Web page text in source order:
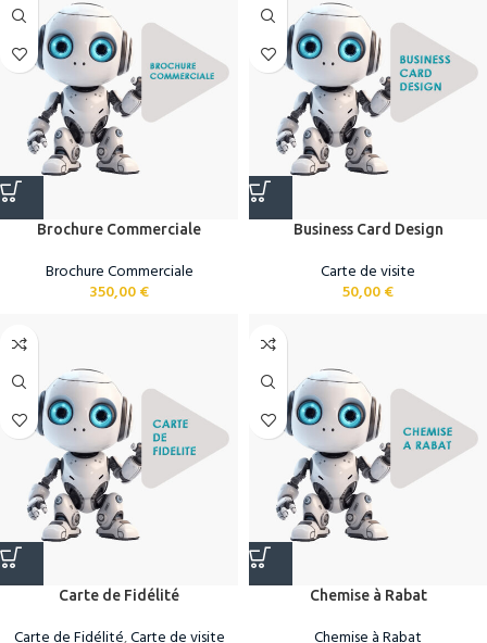
Brochure Commerciale
Brochure Commerciale
350,00€
Business Card Design
Carte de visite
50,00€
Carte de Fidélité Chemise à Rabat